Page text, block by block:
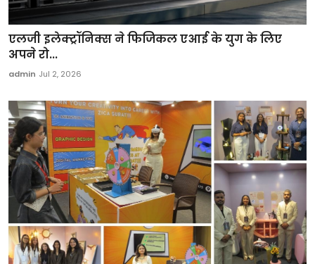
एलजी इलेक्ट्रॉनिक्स ने फिजिकल एआई के युग के लिए
अपने रो...
admin Jul 2, 2026